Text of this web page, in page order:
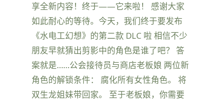
享全新内容！终于——它来啦！ 感谢大家
如此耐心的等待。今天，我们终于要发布
《水电工幻想》的第二款 DLC 啦 相信不少
朋友早就猜出剪影中的角色是谁了吧？ 答
案就是……公会接待员与商店老板娘 两位新
角色的解锁条件： 腐化所有女性角色。 将
双生龙姐妹带回家。 至于老板娘，你需要